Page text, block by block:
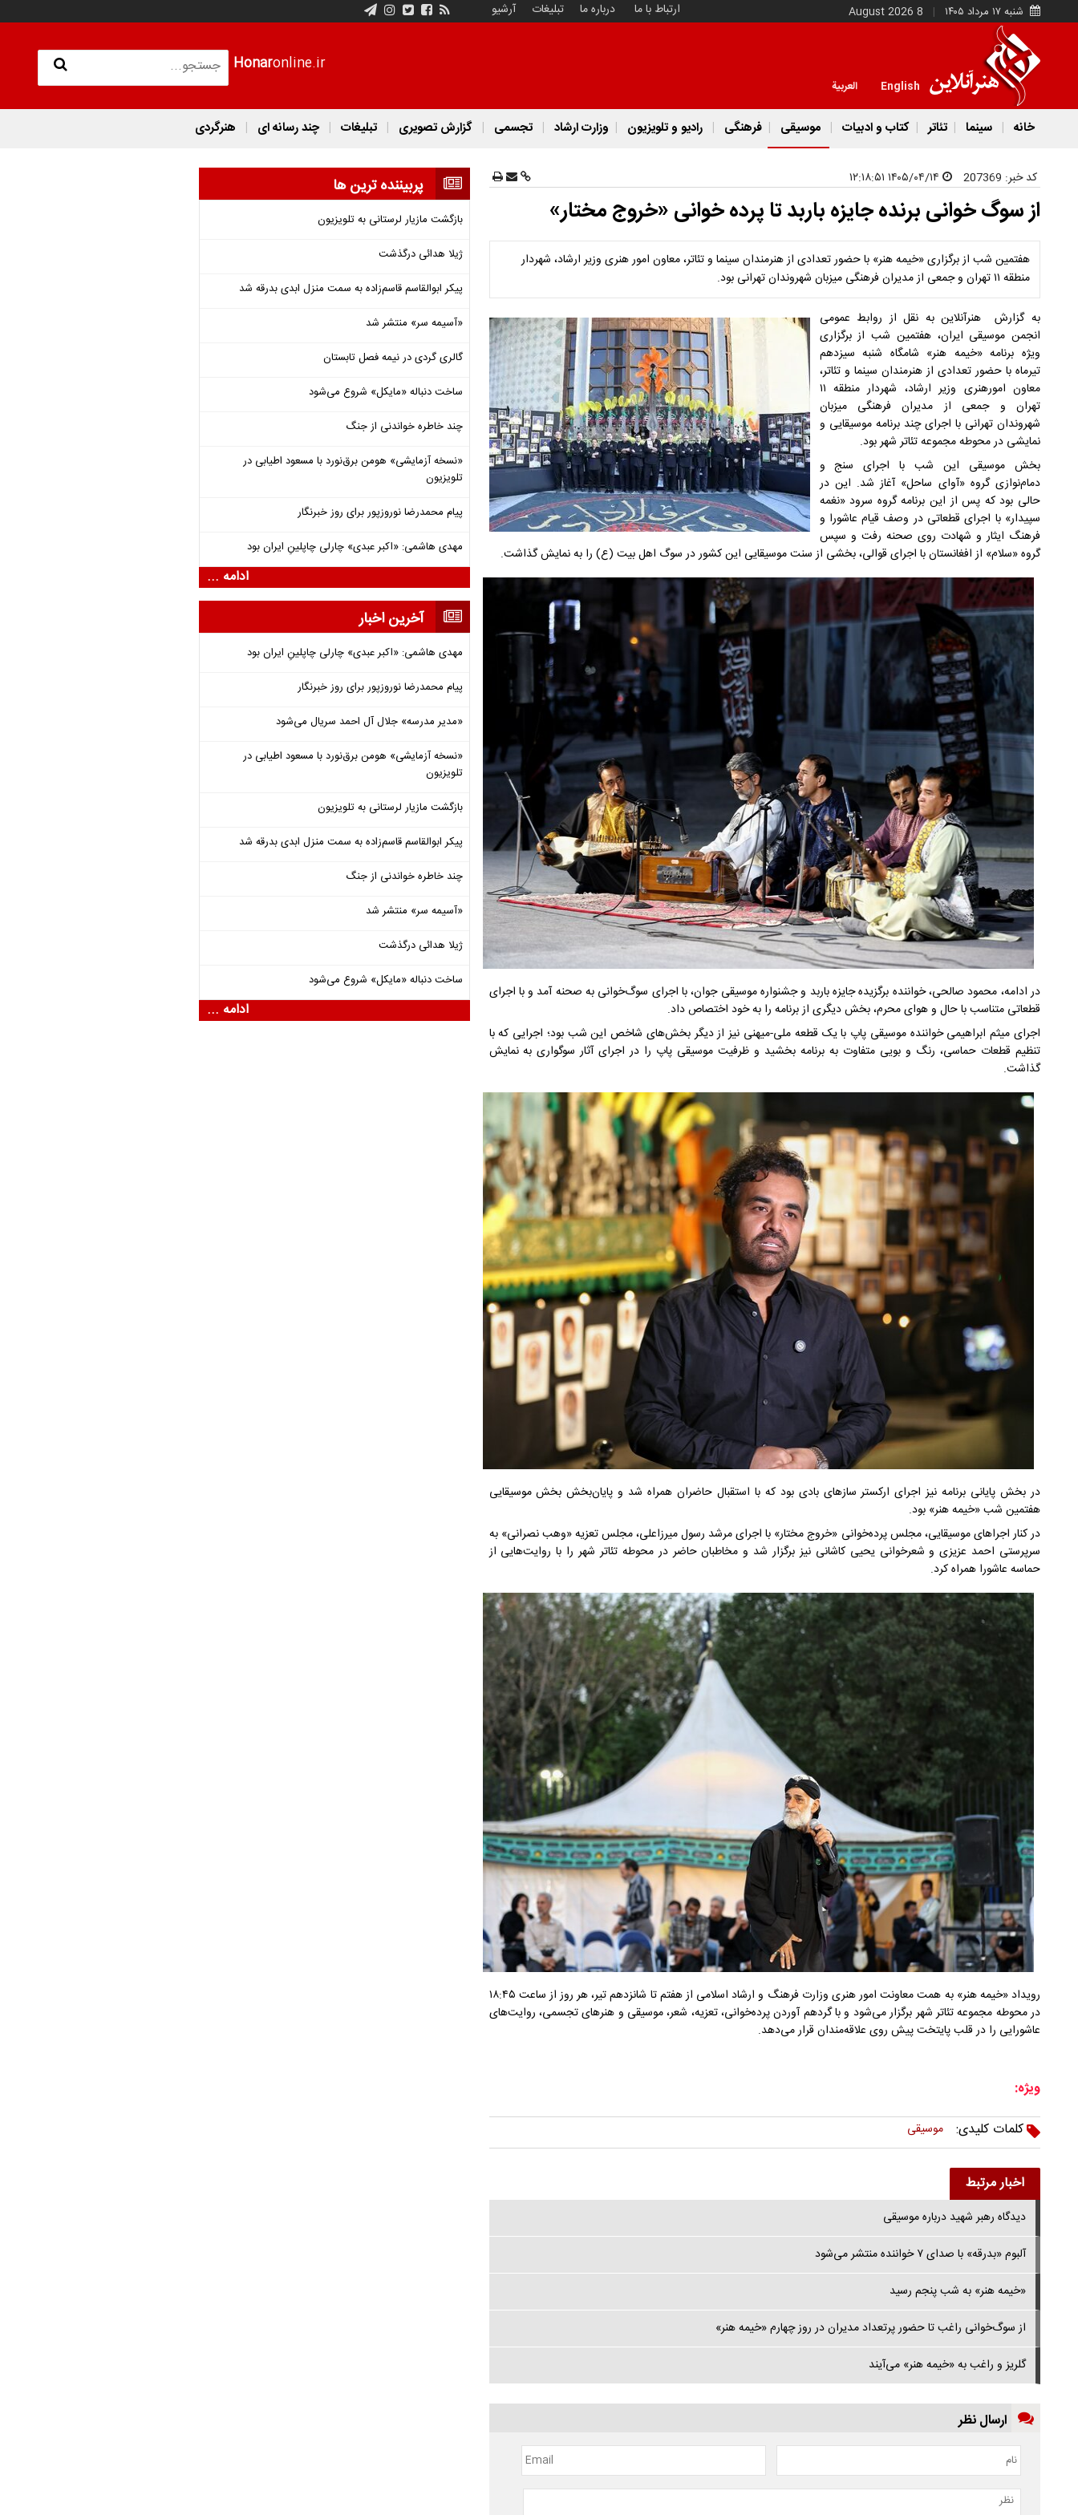
شنبه ۱۷ مرداد ۱۴۰۵ 8 August 2026 ارتباط با ما درباره ما تبلیغات آرشیو
Honaronline.ir
English العربية
خانه سینما تئاتر کتاب و ادبیات موسیقی فرهنگی رادیو و تلویزیون وزارت ارشاد تجسمی گزارش تصویری تبلیغات چند رسانه ای هنرگردی
کد خبر: 207369
از سوگ خوانی برنده جایزه باربد تا پرده خوانی «خروج مختار»
هفتمین شب از برگزاری «خیمه هنر» با حضور تعدادی از هنرمندان سینما و تئاتر، معاون امور هنری وزیر ارشاد، شهردار
منطقه ۱۱ تهران و جمعی از مدیران فرهنگی میزبان شهروندان تهرانی بود.
به گزارش هنرآنلاین به نقل از روابط عمومی
انجمن موسیقی ایران، هفتمین شب از برگزاری
ویژه برنامه «خیمه هنر» شامگاه شنبه سیزدهم
تیرماه با حضور تعدادی از هنرمندان سینما و تئاتر،
معاون امورهنری وزیر ارشاد، شهردار منطقه ۱۱
تهران و جمعی از مدیران فرهنگی میزبان
شهروندان تهرانی با اجرای چند برنامه موسیقایی و
نمایشی در محوطه مجموعه تئاتر شهر بود.
بخش موسیقی این شب با اجرای سنج و
دمام‌نوازی گروه «آوای ساحل» آغاز شد. این در
حالی بود که پس از این برنامه گروه سرود «نغمه
سپیدار» با اجرای قطعاتی در وصف قیام عاشورا و
فرهنگ ایثار و شهادت روی صحنه رفت و سپس
گروه «سلام» از افغانستان با اجرای قوالی، بخشی از سنت موسیقایی این کشور در سوگ اهل بیت (ع) را به نمایش گذاشت.
در ادامه، محمود صالحی، خواننده برگزیده جایزه باربد و جشنواره موسیقی جوان، با اجرای سوگ‌خوانی به صحنه آمد و با اجرای
قطعاتی متناسب با حال و هوای محرم، بخش دیگری از برنامه را به خود اختصاص داد.
اجرای میثم ابراهیمی خواننده موسیقی پاپ با یک قطعه ملی-میهنی نیز از دیگر بخش‌های شاخص این شب بود؛ اجرایی که با
تنظیم قطعات حماسی، رنگ و بویی متفاوت به برنامه بخشید و ظرفیت موسیقی پاپ را در اجرای آثار سوگواری به نمایش
گذاشت.
در بخش پایانی برنامه نیز اجرای ارکستر سازهای بادی بود که با استقبال حاضران همراه شد و پایان‌بخش بخش موسیقایی
هفتمین شب «خیمه هنر» بود.
در کنار اجراهای موسیقایی، مجلس پرده‌خوانی «خروج مختار» با اجرای مرشد رسول میرزاعلی، مجلس تعزیه «وهب نصرانی» به
سرپرستی احمد عزیزی و شعرخوانی یحیی کاشانی نیز برگزار شد و مخاطبان حاضر در محوطه تئاتر شهر را با روایت‌هایی از
حماسه عاشورا همراه کرد.
رویداد «خیمه هنر» به همت معاونت امور هنری وزارت فرهنگ و ارشاد اسلامی از هفتم تا شانزدهم تیر، هر روز از ساعت ۱۸:۴۵
در محوطه مجموعه تئاتر شهر برگزار می‌شود و با گردهم آوردن پرده‌خوانی، تعزیه، شعر، موسیقی و هنرهای تجسمی، روایت‌های
عاشورایی را در قلب پایتخت پیش روی علاقه‌مندان قرار می‌دهد.
ویژه:
کلمات کلیدی:
موسیقی
اخبار مرتبط
دیدگاه رهبر شهید درباره موسیقی
آلبوم «بدرقه» با صدای ۷ خواننده منتشر می‌شود
«خیمه هنر» به شب پنجم رسید
از سوگ‌خوانی راغب تا حضور پرتعداد مدیران در روز چهارم «خیمه هنر»
گلریز و راغب به «خیمه هنر» می‌آیند
ارسال نظر
پربیننده ترین ها
بازگشت مازیار لرستانی به تلویزیون
ژیلا هدائی درگذشت
پیکر ابوالقاسم قاسم‌زاده به سمت منزل ابدی بدرقه شد
«آسیمه سر» منتشر شد
گالری گردی در نیمه فصل تابستان
ساخت دنباله «مایکل» شروع می‌شود
چند خاطره خواندنی از جنگ
«نسخه آزمایشی» هومن برق‌نورد با مسعود اطیابی در
تلویزیون
پیام محمدرضا نوروزپور برای روز خبرنگار
مهدی هاشمی: «اکبر عبدی» چارلی چاپلینِ ایران بود
ادامه ...
آخرین اخبار
مهدی هاشمی: «اکبر عبدی» چارلی چاپلینِ ایران بود
پیام محمدرضا نوروزپور برای روز خبرنگار
«مدیر مدرسه» جلال آل احمد سریال می‌شود
«نسخه آزمایشی» هومن برق‌نورد با مسعود اطیابی در
تلویزیون
بازگشت مازیار لرستانی به تلویزیون
پیکر ابوالقاسم قاسم‌زاده به سمت منزل ابدی بدرقه شد
چند خاطره خواندنی از جنگ
«آسیمه سر» منتشر شد
ژیلا هدائی درگذشت
ساخت دنباله «مایکل» شروع می‌شود
ادامه ...